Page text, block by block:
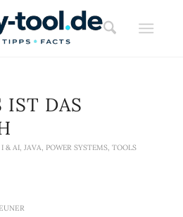
IST DAS
I & AI, JAVA, POWER SYSTEMS, TOOLS